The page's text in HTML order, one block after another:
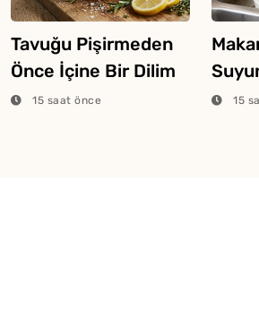
Tavuğu Pişirmeden
Önce İçine Bir Dilim
Limon Atarsanız Ne
15 saat önce 15